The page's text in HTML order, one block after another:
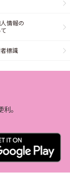
情報の
標識
。